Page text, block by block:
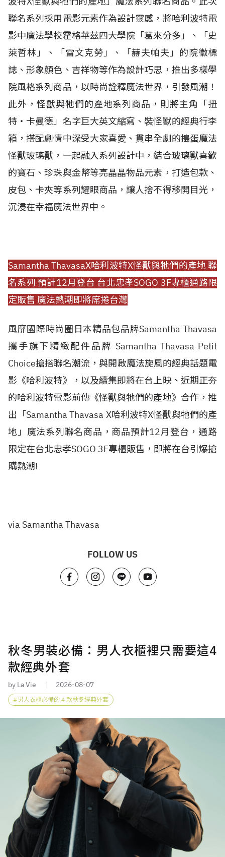
聯名系列採用電影元素作為設計靈感，將哈利波特電
影中魔法學校霍格華茲四大學院「葛來分多」、「史
萊哲林」、「雷文克勞」、「赫夫帕夫」的院徽標
誌、形象顏色、吉祥物等作為設計巧思，推出多樣學
院風格系列商品，以時尚詮釋魔法世界，引發風潮！
此外，怪獸與牠們的產地系列商品，則將主角「扭
特‧卡曼德」名字巨大英文縮寫、裝怪獸的經典行李
箱，搭配劇情中深受大家喜愛、貫串全劇的搗蛋魔法
怪獸玻璃獸，一起融入系列設計中，結合玻璃獸喜歡
的寶石、珍珠與金幣等亮晶晶物品元素，打造包款、
皮包、卡夾等系列耀眼商品，讓人捨不得移開目光，
沉浸在幸福魔法世界中。
Samantha ThavasaX哈利波特X怪獸與牠們的產地 聯
名系列 預計12月登台 台北忠孝SOGO 3F專櫃通路限
定販售 魔法熱潮即將席捲台灣
風靡國際時尚圈日本精品包品牌Samantha Thavasa
攜手旗下精緻配件品牌 Samantha Thavasa Petit
Choice搶搭聯名潮流，與開啟魔法旋風的經典話題電
影《哈利波特》，以及續集即將在台上映、近期正夯
的哈利波特電影前傳《怪獸與牠們的產地》合作，推
出「Samantha Thavasa X哈利波特X怪獸與牠們的產
地」魔法系列聯名商品，商品預計12月登台，通路
限定在台北忠孝SOGO 3F專櫃販售，即將在台引爆搶
購熱潮!
via Samantha Thavasa
FOLLOW US
秋冬男裝必備：男人衣櫃裡只需要這4
款經典外套
by La Vie 2026-08-07
男人衣櫃必備的 4 款秋冬經典外套